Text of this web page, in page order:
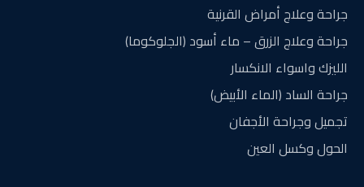
جراحة وعلاج أمراض القرنية
جراحة وعلاج الزرق – ماء أسود (الجلوكوما)
الليزك واسواء الانكسار
جراحة الساد (الماء الأبيض)
تجميل وجراحة الأجفان
الحول وكسل العين